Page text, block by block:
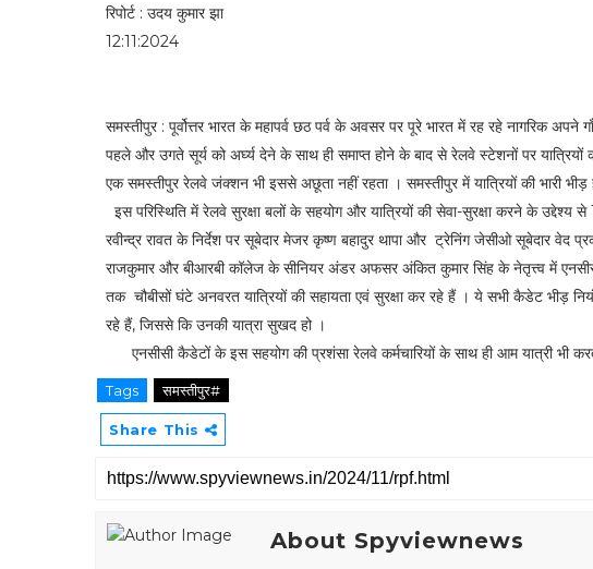
रिपोर्ट : उदय कुमार झा
12:11:2024
समस्तीपुर : पूर्वोत्तर भारत के महापर्व छठ पर्व के अवसर पर पूरे भारत में रह रहे नागरिक
पहले और उगते सूर्य को अर्घ्य देने के साथ ही समाप्त होने के बाद से रेलवे स्टेशनों पर
एक समस्तीपुर रेलवे जंक्शन भी इससे अछूता नहीं रहता । समस्तीपुर में यात्रियों की भारी भीड़
इस परिस्थिति में रेलवे सुरक्षा बलों के सहयोग और यात्रियों की सेवा-सुरक्षा करने के उद्देश्य
रवीन्द्र रावत के निर्देश पर सूबेदार मेजर कृष्ण बहादुर थापा और ट्रेनिंग जेसीओ सूबेदार
राजकुमार और बीआरबी कॉलेज के सीनियर अंडर अफसर अंकित कुमार सिंह के नेतृत्त्व में
तक चौबीसों घंटे अनवरत यात्रियों की सहायता एवं सुरक्षा कर रहे हैं । ये सभी कैडेट भीड़
रहे हैं, जिससे कि उनकी यात्रा सुखद हो ।
एनसीसी कैडेटों के इस सहयोग की प्रशंसा रेलवे कर्मचारियों के साथ ही आम यात्री भी
Tags समस्तीपुर#
Share This
About Spyviewnews